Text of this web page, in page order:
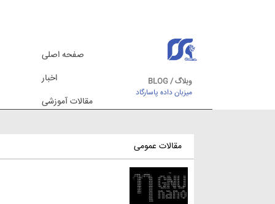
وبلاگ / BLOG
میزبان داده پاسارگاد
صفحه اصلی
اخبار
مقالات آموزشی
مقالات عمومی